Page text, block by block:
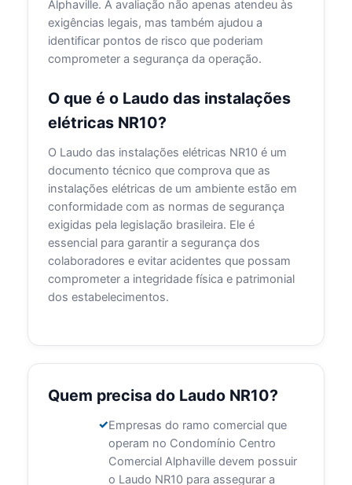
Alphaville. A avaliação não apenas atendeu às
exigências legais, mas também ajudou a
identificar pontos de risco que poderiam
comprometer a segurança da operação.
O que é o Laudo das instalações
elétricas NR10?
O Laudo das instalações elétricas NR10 é um
documento técnico que comprova que as
instalações elétricas de um ambiente estão em
conformidade com as normas de segurança
exigidas pela legislação brasileira. Ele é
essencial para garantir a segurança dos
colaboradores e evitar acidentes que possam
comprometer a integridade física e patrimonial
dos estabelecimentos.
Quem precisa do Laudo NR10?
Empresas do ramo comercial que
operam no Condomínio Centro
Comercial Alphaville devem possuir
o Laudo NR10 para assegurar a